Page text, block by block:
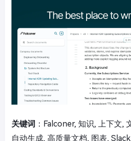
关键词 ：Falconer, 知识, 上下文,
自动生成, 高质量文档, 图表,